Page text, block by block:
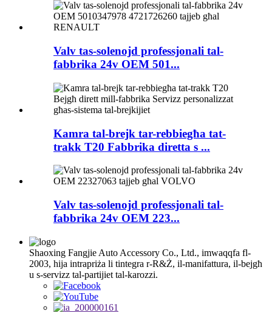
Valv tas-solenojd professjonali tal-
fabbrika 24v OEM 501...
Kamra tal-brejk tar-rebbiegħa tat-
trakk T20 Fabbrika diretta s ...
Valv tas-solenojd professjonali tal-
fabbrika 24v OEM 223...
Shaoxing Fangjie Auto Accessory Co., Ltd., imwaqqfa fl-
2003, hija intrapriża li tintegra r-R&Ż, il-manifattura, il-bejgħ
u s-servizz tal-partijiet tal-karozzi.